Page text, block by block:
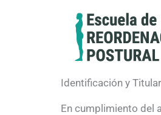
contenido
Identificación y
En cumplimiento del